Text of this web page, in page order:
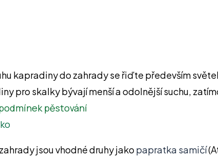
kapradiny do zahrady se řiďte především
pro skalky bývají menší a odolnější suchu,
pěstování
jsou vhodné druhy jako papratka samičí